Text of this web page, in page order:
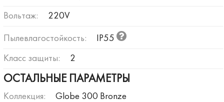
Вольтаж: 220V
Пылевлагостойкость: IP55
Класс защиты: 2
ОСТАЛЬНЫЕ ПАРАМЕТРЫ
Коллекция:
Globe 300 Bronze